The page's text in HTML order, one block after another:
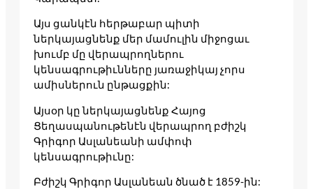
Այս ցանկէն հերթաբար պիտի
ներկայացնենք մեր մամուլին միջոցաւ
խումբ մը վերապրողներու
կենսագրութիւնները յառաջիկայ չորս
ամիսներուն ընթացքին:
Այսօր կը ներկայացնենք Հայոց
Ցեղասպանութենէն վերապրող բժիշկ
Գրիգոր Ասլանեանի ամփոփ
կենսագրութիւնը:
Բժիշկ Գրիգոր Ասլանեան ծնած է 1859-ին: